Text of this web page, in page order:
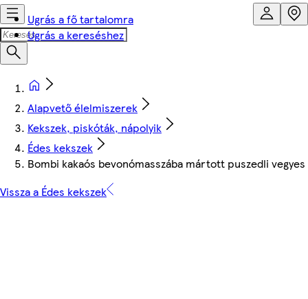
Ugrás a fő tartalomra
Ugrás a kereséshez
Alapvető élelmiszerek
Kekszek, piskóták, nápolyik
Édes kekszek
Bombi kakaós bevonómasszába mártott puszedli
Vissza a Édes kekszek